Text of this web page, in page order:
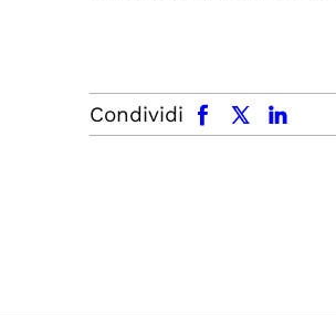
Condividi
facebook x.com linkedin